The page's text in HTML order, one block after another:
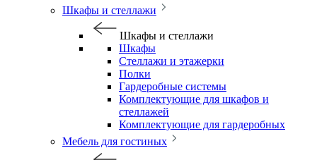
Шкафы и стеллажи
Шкафы и стеллажи
Шкафы
Стеллажи и этажерки
Полки
Гардеробные системы
Комплектующие для шкафов и
стеллажей
Комплектующие для гардеробных
Мебель для гостиных